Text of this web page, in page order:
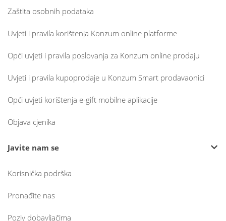
Zaštita osobnih podataka
Uvjeti i pravila korištenja Konzum online platforme
Opći uvjeti i pravila poslovanja za Konzum online prodaju
Uvjeti i pravila kupoprodaje u Konzum Smart prodavaonici
Opći uvjeti korištenja e-gift mobilne aplikacije
Objava cjenika
Javite nam se
Korisnička podrška
Pronađite nas
Poziv dobavljačima